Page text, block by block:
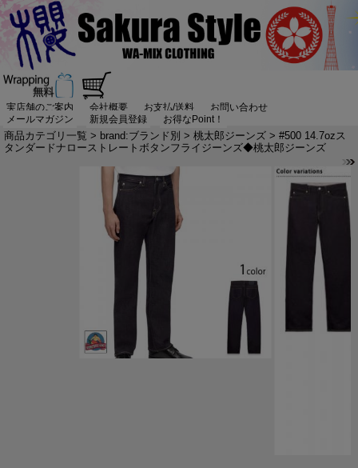
実店舗のご案内 会社概要 お支払/送料
お問い合わせ
メールマガジン
新規会員登録 お得なPoint！
商品カテゴリ一覧 > brand:ブランド別 > 桃太郎ジーンズ > #500 14.7ozス
タンダードナローストレートボタンフライジーンズ◆桃太郎ジーンズ